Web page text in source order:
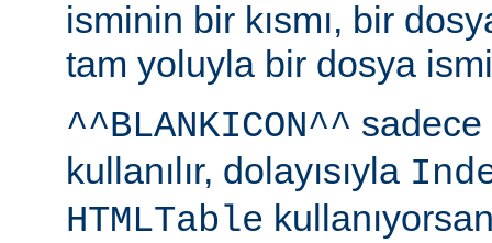
isminin bir kısmı, bir
tam yoluyla bir dosya
^^BLANKICON^^
kullanılır, dolayısıyla
HTMLTable